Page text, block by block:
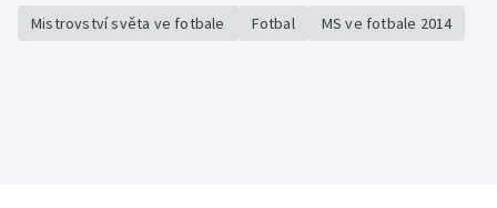
Mistrovství světa ve fotbale Fotbal MS ve fotbale 2014